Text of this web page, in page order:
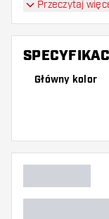
Przeczytaj
Główny kolor